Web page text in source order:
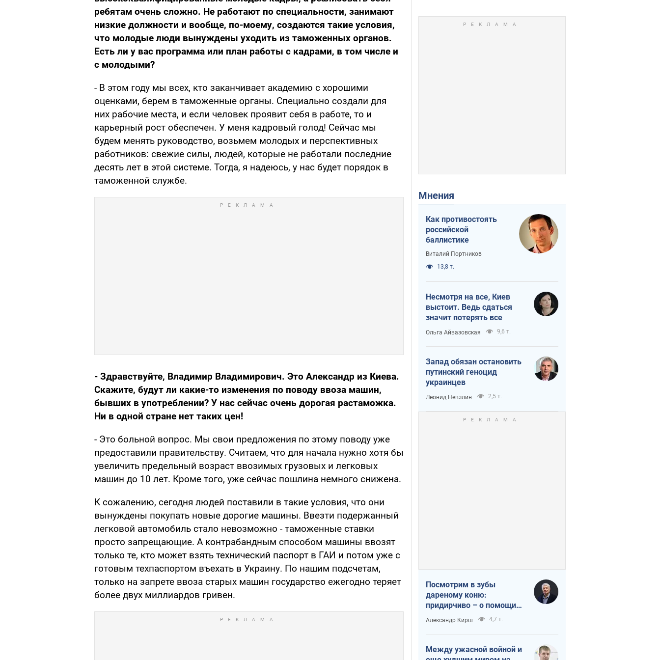
ребятам очень сложно. Не работают по специальности, занимают
низкие должности и вообще, по-моему, создаются такие условия,
что молодые люди вынуждены уходить из таможенных органов.
Есть ли у вас программа или план работы с кадрами, в том числе и
с молодыми?
- В этом году мы всех, кто заканчивает академию с хорошими
оценками, берем в таможенные органы. Специально создали для
них рабочие места, и если человек проявит себя в работе, то и
карьерный рост обеспечен. У меня кадровый голод! Сейчас мы
будем менять руководство, возьмем молодых и перспективных
работников: свежие силы, людей, которые не работали последние
десять лет в этой системе. Тогда, я надеюсь, у нас будет порядок в
таможенной службе.
- Здравствуйте, Владимир Владимирович. Это Александр из Киева.
Скажите, будут ли какие-то изменения по поводу ввоза машин,
бывших в употреблении? У нас сейчас очень дорогая растаможка.
Ни в одной стране нет таких цен!
- Это больной вопрос. Мы свои предложения по этому поводу уже
предоставили правительству. Считаем, что для начала нужно хотя бы
увеличить предельный возраст ввозимых грузовых и легковых
машин до 10 лет. Кроме того, уже сейчас пошлина немного снижена.
К сожалению, сегодня людей поставили в такие условия, что они
вынуждены покупать новые дорогие машины. Ввезти подержанный
легковой автомобиль стало невозможно - таможенные ставки
просто запрещающие. А контрабандным способом машины ввозят
только те, кто может взять технический паспорт в ГАИ и потом уже с
готовым техпаспортом въехать в Украину. По нашим подсчетам,
только на запрете ввоза старых машин государство ежегодно теряет
более двух миллиардов гривен.
Мнения
Как противостоять
российской
баллистике
Виталий Портников
13,8 т.
Несмотря на все, Киев
выстоит. Ведь сдаться
значит потерять все
Ольга Айвазовская 9,6 т.
Запад обязан остановить
путинский геноцид
украинцев
Леонид Невзлин 2,5 т.
Посмотрим в зубы
дареному коню:
придирчиво – о помощи
Украине
Александр Кирш 4,7 т.
Между ужасной войной и